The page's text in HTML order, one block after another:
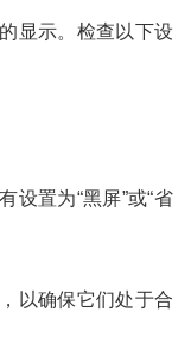
显示。检查以下设
设置为“黑屏”或“省
以确保它们处于合